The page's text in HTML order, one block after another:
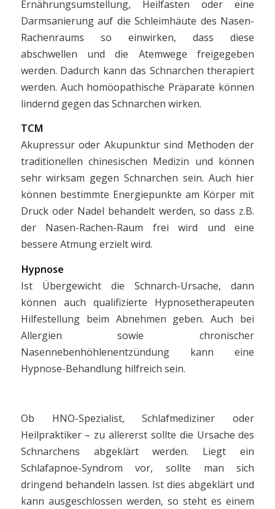
Ernährungsumstellung, Heilfasten oder eine
Darmsanierung auf die Schleimhäute des Nasen-
Rachenraums so einwirken, dass diese
abschwellen und die Atemwege freigegeben
werden. Dadurch kann das Schnarchen therapiert
werden. Auch homöopathische Präparate können
lindernd gegen das Schnarchen wirken.
TCM
Akupressur oder Akupunktur sind Methoden der
traditionellen chinesischen Medizin und können
sehr wirksam gegen Schnarchen sein. Auch hier
können bestimmte Energiepunkte am Körper mit
Druck oder Nadel behandelt werden, so dass z.B.
der Nasen-Rachen-Raum frei wird und eine
bessere Atmung erzielt wird.
Hypnose
Ist Übergewicht die Schnarch-Ursache, dann
können auch qualifizierte Hypnosetherapeuten
Hilfestellung beim Abnehmen geben. Auch bei
Allergien sowie chronischer
Nasennebenhöhlenentzündung kann eine
Hypnose-Behandlung hilfreich sein.
Ob HNO-Spezialist, Schlafmediziner oder
Heilpraktiker – zu allererst sollte die Ursache des
Schnarchens abgeklärt werden. Liegt ein
Schlafapnoe-Syndrom vor, sollte man sich
dringend behandeln lassen. Ist dies abgeklärt und
kann ausgeschlossen werden, so steht es einem